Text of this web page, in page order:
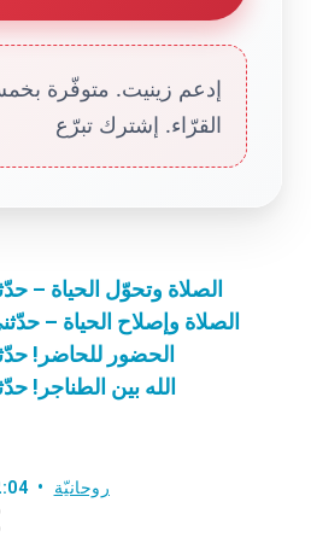
إدعم زينيت. متوفّرة
القرّاء. إشترك تبرّع
الصلاة وتحوّل الحياة –
الصلاة وإصلاح الحياة –
الحضور للحاضر!
الله بين الطناجر!
روحانيّة